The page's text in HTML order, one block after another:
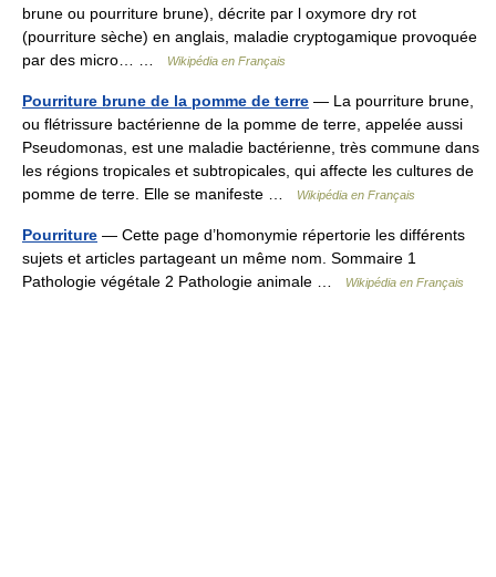
brune ou pourriture brune), décrite par l oxymore dry rot
(pourriture sèche) en anglais, maladie cryptogamique provoquée
par des micro… …
Wikipédia en Français
Pourriture brune de la pomme de terre — La pourriture brune,
ou flétrissure bactérienne de la pomme de terre, appelée aussi
Pseudomonas, est une maladie bactérienne, très commune dans
les régions tropicales et subtropicales, qui affecte les cultures de
pomme de terre. Elle se manifeste …
Wikipédia en Français
Pourriture — Cette page d’homonymie répertorie les différents
sujets et articles partageant un même nom. Sommaire 1
Pathologie végétale 2 Pathologie animale …
Wikipédia en Français